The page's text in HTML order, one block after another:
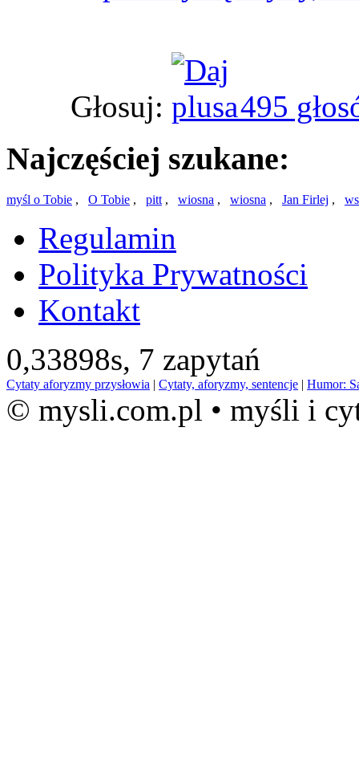
Głosuj: 495
Najczęściej szukane:
myśl o Tobie , O Tobie , pitt , wiosna , wiosna , Jan Firlej ,
Regulamin
Polityka Prywatności
Kontakt
0,33898s, 7 zapytań
Cytaty aforyzmy przysłowia | Cytaty, aforyzmy, sentencje | Humor:
© mysli.com.pl • myśli i